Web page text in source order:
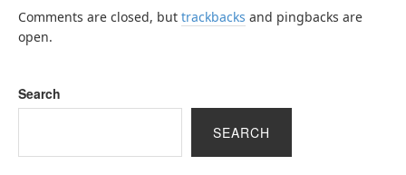
Comments are closed, but trackbacks and pingbacks are
open.
Search
SEARCH